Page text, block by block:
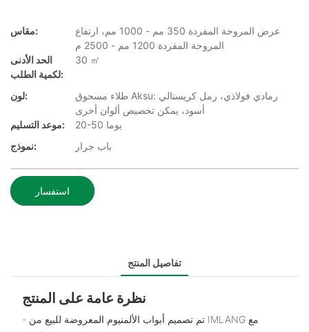
مقاس:
عرض المروحة المفردة 350 مم - 1000 مم، ارتفاع
المروحة المفردة 1200 مم - 2500 م
الحد الأدنى
لكمية الطلب:
30 ㎡
لون:
طلاء مسحوق Aksu: رمادي فولاذي، رمل كريستالي
أسود، يمكن تخصيص ألوان أخرى
موعد التسليم:
20-50 يوما
نموذج:
باب جرار
استفسار
تفاصيل المنتج
نظرة عامة على المنتج
- تم تصميم أبواب الألمنيوم المعروضة للبيع من IMLANG مع